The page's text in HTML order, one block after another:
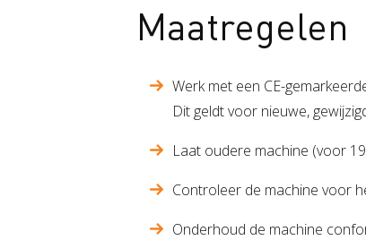
Maatregelen
Werk met een CE-
Dit geldt voor nieuwe,
Laat oudere machine (voor
Controleer de machine voor
Onderhoud de machine